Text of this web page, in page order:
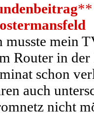
**
musste mein
Router in
schon
auch
nicht